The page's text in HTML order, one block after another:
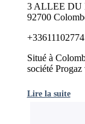
3 ALLEE DU
92700
+33611102774
Situé à
société Progaz
Lire la suite